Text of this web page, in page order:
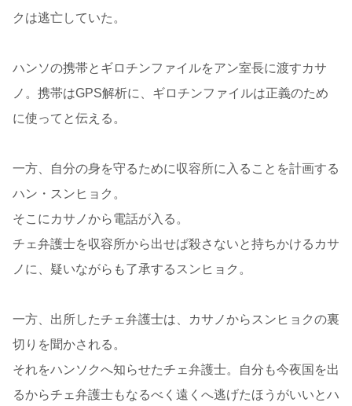
クは逃亡していた。
ハンソの携帯とギロチンファイルをアン室長に渡すカサ
ノ。携帯はGPS解析に、ギロチンファイルは正義のため
に使ってと伝える。
一方、自分の身を守るために収容所に入ることを計画する
ハン・スンヒョク。
そこにカサノから電話が入る。
チェ弁護士を収容所から出せば殺さないと持ちかけるカサ
ノに、疑いながらも了承するスンヒョク。
一方、出所したチェ弁護士は、カサノからスンヒョクの裏
切りを聞かされる。
それをハンソクへ知らせたチェ弁護士。自分も今夜国を出
るからチェ弁護士もなるべく遠くへ逃げたほうがいいとハ